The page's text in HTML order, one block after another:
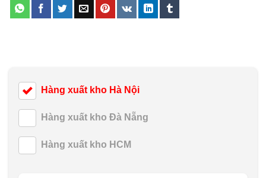
Hàng xuất kho Hà Nội
Hàng xuất kho Đà Nẵng
Hàng xuất kho HCM